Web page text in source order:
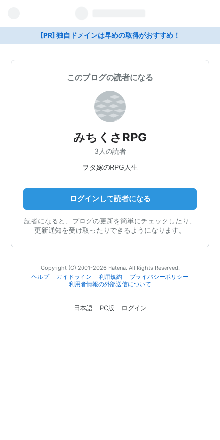
[PR] 独自ドメインは早めの取得がおすすめ！
このブログの読者になる
みちくさRPG
3人の読者
ヲタ嫁のRPG人生
ログインして読者になる
読者になると、ブログの更新を簡単にチェックしたり、
更新通知を受け取ったりできるようになります。
Copyright (C) 2001-2026 Hatena. All Rights Reserved.
ヘルプ
ガイドライン 利用規約
プライバシーポリシー
利用者情報の外部送信について
日本語 PC版 ログイン